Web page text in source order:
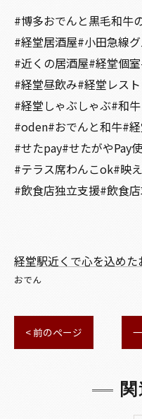
#博多おでんと黒毛和牛
#経堂居酒屋#小田急線
#近くの居酒屋#経堂個
#経堂昼飲み#経堂レス
#経堂しゃぶしゃぶ#和
#oden#おでんと和牛#
#せたpay#せたがやPay
#テラス席わんこok#映
#飲食店独立支援#飲食
経堂駅近くで心を込めた
おでん
< 前のページ